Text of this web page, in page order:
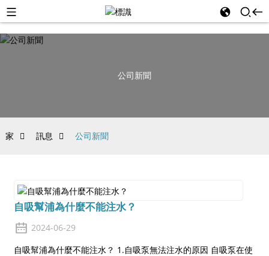
公司新聞
家 訊息 公司新聞
自吸幫浦為什麼不能注水？
2024-06-29
自吸幫浦為什麼不能注水？ 1.自吸泵無法注水的原因 自吸泵在使